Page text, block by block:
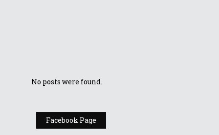
No posts were found.
Facebook Page